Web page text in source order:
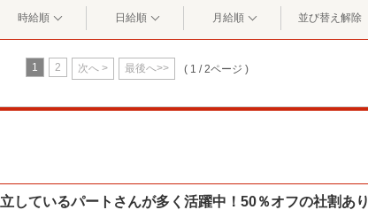
時給順 日給順 月給順 並び替え解除
1 2 次へ > 最後へ>> ( 1 / 2ページ )
しているパートさんが多く活躍中！50％オフの社割あり